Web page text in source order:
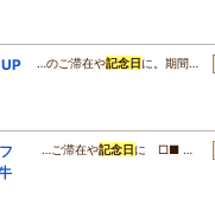
…のご滞在や記念日 に。期間…
…ご滞在や記念日 に □■ …